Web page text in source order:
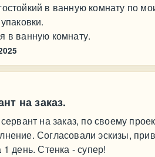
в ванную комнату по
в ванную комнату.
на заказ.
сервант на заказ, по своему
Согласовали эскизы,
день. Стенка - супер!